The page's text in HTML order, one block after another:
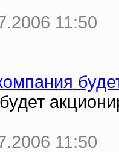
11:50
11:50